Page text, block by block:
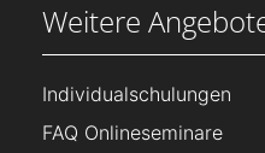
Weitere
Individualschulungen
FAQ Onlineseminare